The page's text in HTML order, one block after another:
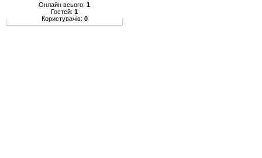
Онлайн всього: 1
Гостей: 1
Користувачів: 0